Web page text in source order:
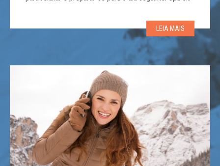
no meio da montanha em Northstar, o spa Ritz-Carlton
Lake Tahoe traz relaxamento e […]
LEIA MAIS